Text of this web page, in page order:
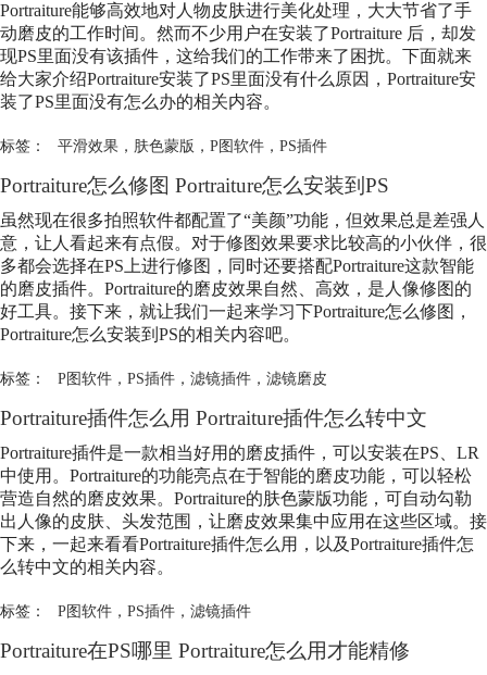
Portraiture能够高效地对人物皮肤进行美化处理，大大节省了手
动磨皮的工作时间。然而不少用户在安装了Portraiture 后，却发
现PS里面没有该插件，这给我们的工作带来了困扰。下面就来
给大家介绍Portraiture安装了PS里面没有什么原因，Portraiture安
装了PS里面没有怎么办的相关内容。
标签： 平滑效果， 肤色蒙版 ， P图软件， PS插件
Portraiture怎么修图 Portraiture怎么安装到PS
虽然现在很多拍照软件都配置了“美颜”功能，但效果总是差强人
意，让人看起来有点假。对于修图效果要求比较高的小伙伴，很
多都会选择在PS上进行修图，同时还要搭配Portraiture这款智能
的磨皮插件。Portraiture的磨皮效果自然、高效，是人像修图的
好工具。接下来，就让我们一起来学习下Portraiture怎么修图，
Portraiture怎么安装到PS的相关内容吧。
标签： P图软件， PS插件， 滤镜插件， 滤镜磨皮
Portraiture插件怎么用 Portraiture插件怎么转中文
Portraiture插件是一款相当好用的磨皮插件，可以安装在PS、LR
中使用。Portraiture的功能亮点在于智能的磨皮功能，可以轻松
营造自然的磨皮效果。Portraiture的肤色蒙版功能，可自动勾勒
出人像的皮肤、头发范围，让磨皮效果集中应用在这些区域。接
下来，一起来看看Portraiture插件怎么用，以及Portraiture插件怎
么转中文的相关内容。
标签： P图软件， PS插件， 滤镜插件
Portraiture在PS哪里 Portraiture怎么用才能精修